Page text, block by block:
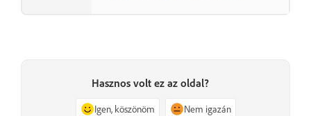
Hasznos volt ez az oldal?
Igen, köszönöm Nem igazán